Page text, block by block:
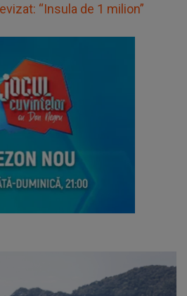
“Insula de 1 milion”